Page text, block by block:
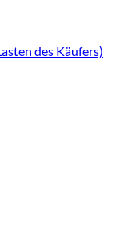
des Käufers)